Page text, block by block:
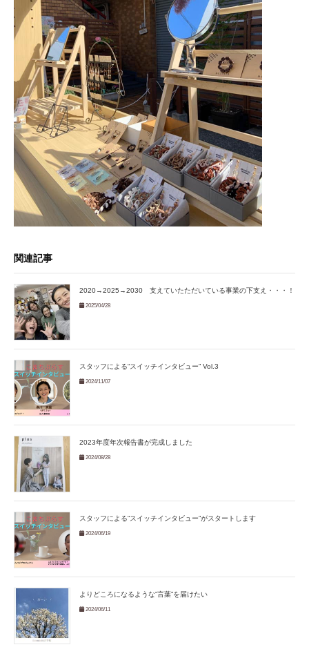
関連記事
2020→2025→2030 支えていたただいている事業の下支え・・・！
2025/04/28
スタッフによる“スイッチインタビュー” Vol.3
2024/11/07
2023年度年次報告書が完成しました
2024/08/28
スタッフによる“スイッチインタビュー”がスタートします
2024/06/19
よりどころになるような”言葉”を届けたい
2024/06/11